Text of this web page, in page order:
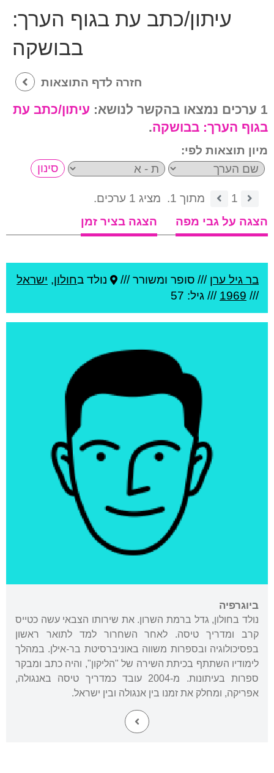
עיתון/כתב עת בגוף הערך:
בבושקה
חזרה לדף התוצאות
1 ערכים נמצאו בהקשר לנושא:
עיתון/כתב עת
בגוף הערך: בבושקה.
מיון תוצאות לפי:
1 מתוך 1.
מציג 1 ערכים.
הצגה על גבי מפה
הצגה בציר זמן
בר גיל ערן /// סופר ומשורר /// נולד בחולון, ישראל
///
1969 /// גיל: 57
ביוגרפיה
נולד בחולון, גדל ברמת השרון. את שירותו הצבאי עשה כטייס
קרב ומדריך טיסה. לאחר השחרור למד לתואר ראשון
בפסיכולוגיה ובספרות משווה באוניברסיטת בר-אילן. במהלך
לימודיו השתתף בכיתת השירה של "הליקון", והיה כתב ומבקר
ספרות בעיתונות. מ-2004 עובד כמדריך טיסה באנגולה,
אפריקה, ומחלק את זמנו בין אנגולה ובין ישראל.